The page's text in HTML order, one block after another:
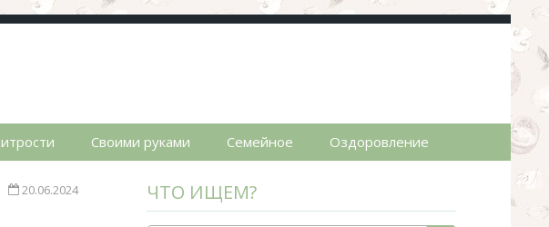
простые рецепты.
Своими руками Семейное Оздоровление
20.06.2024 ЧТО ИЩЕМ?